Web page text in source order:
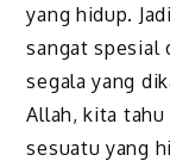
yang hidup.
sangat spesial
segala yang
Allah, kita tahu
sesuatu yang